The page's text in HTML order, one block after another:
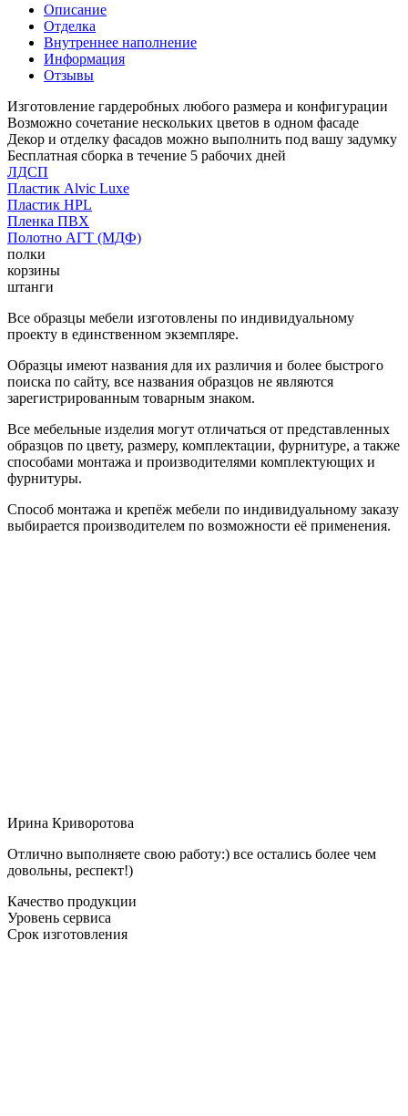
Описание
Отделка
Внутреннее наполнение
Информация
Отзывы
Изготовление гардеробных любого размера и конфигурации
Возможно сочетание нескольких цветов в одном фасаде
Декор и отделку фасадов можно выполнить под вашу задумку
Бесплатная сборка в течение 5 рабочих дней
ЛДСП
Пластик Alvic Luxe
Пластик HPL
Пленка ПВХ
Полотно АГТ (МДФ)
полки
корзины
штанги
Все образцы мебели изготовлены по индивидуальному
проекту в единственном экземпляре.
Образцы имеют названия для их различия и более быстрого
поиска по сайту, все названия образцов не являются
зарегистрированным товарным знаком.
Все мебельные изделия могут отличаться от представленных
образцов по цвету, размеру, комплектации, фурнитуре, а также
способами монтажа и производителями комплектующих и
фурнитуры.
Способ монтажа и крепёж мебели по индивидуальному заказу
выбирается производителем по возможности её применения.
Ирина Криворотова
Отлично выполняете свою работу:) все остались более чем
довольны, респект!)
Качество продукции
Уровень сервиса
Срок изготовления